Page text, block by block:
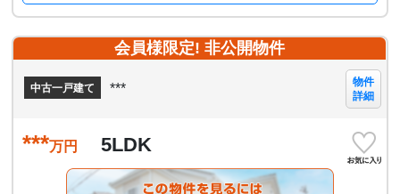
会員様限定! 非公開物件
中古一戸建て ***
物件
詳細
***万円 5LDK